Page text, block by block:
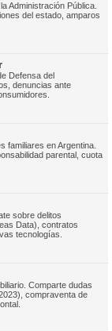
Administración Pública.
del estado, amparos
Defensa del
denuncias ante
familiares en Argentina.
parental, cuota
sobre delitos
Data), contratos
tecnologías.
Comparte dudas
compraventa de